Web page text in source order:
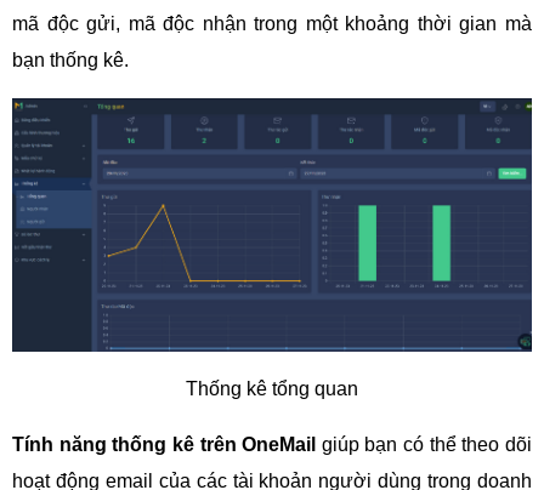
mã độc gửi, mã độc nhận trong một khoảng thời gian mà
bạn thống kê.
Thống kê tổng quan
Tính năng thống kê trên OneMail giúp bạn có thể theo dõi
hoạt động email của các tài khoản người dùng trong doanh